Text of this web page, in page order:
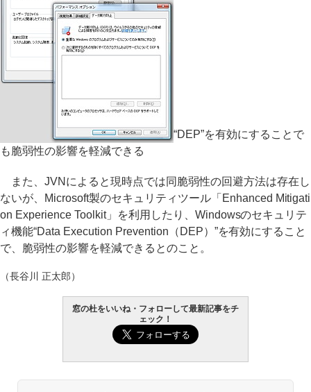
“DEP”を有効にすることで
も脆弱性の影響を軽減できる
また、JVNによると現時点では同脆弱性の回避方法は存在し
ないが、Microsoft製のセキュリティツール「Enhanced Mitigati
on Experience Toolkit」を利用したり、Windowsのセキュリテ
ィ機能“Data Execution Prevention（DEP）”を有効にすること
で、脆弱性の影響を軽減できるとのこと。
（長谷川 正太郎）
窓の杜をいいね・フォローして最新記事をチ
ェック！